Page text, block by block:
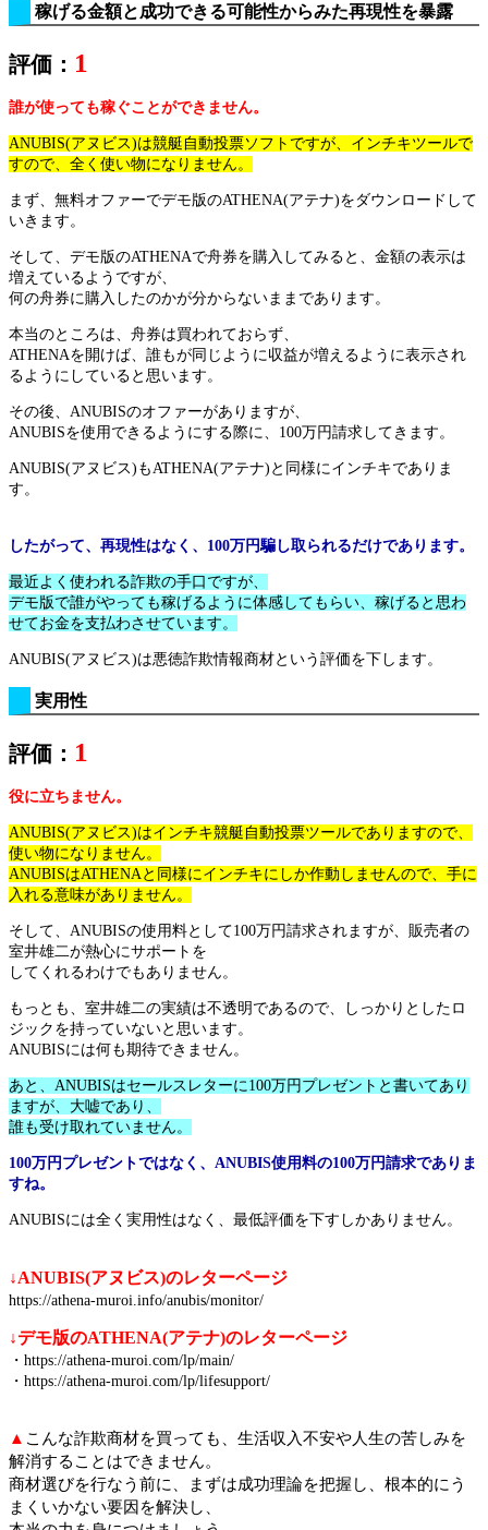
稼げる金額と成功できる可能性からみた再現性を暴露
評価： 1
誰が使っても稼ぐことができません。
ANUBIS(アヌビス)は競艇自動投票ソフトですが、インチキツールで
すので、全く使い物になりません。
まず、無料オファーでデモ版のATHENA(アテナ)をダウンロードして
いきます。
そして、デモ版のATHENAで舟券を購入してみると、金額の表示は
増えているようですが、
何の舟券に購入したのかが分からないままであります。
本当のところは、舟券は買われておらず、
ATHENAを開けば、誰もが同じように収益が増えるように表示され
るようにしていると思います。
その後、ANUBISのオファーがありますが、
ANUBISを使用できるようにする際に、100万円請求してきます。
ANUBIS(アヌビス)もATHENA(アテナ)と同様にインチキでありま
す。
したがって、再現性はなく、100万円騙し取られるだけであります。
最近よく使われる詐欺の手口ですが、
デモ版で誰がやっても稼げるように体感してもらい、稼げると思わ
せてお金を支払わさせています。
ANUBIS(アヌビス)は悪徳詐欺情報商材という評価を下します。
実用性
評価： 1
役に立ちません。
ANUBIS(アヌビス)はインチキ競艇自動投票ツールでありますので、
使い物になりません。
ANUBISはATHENAと同様にインチキにしか作動しませんので、手に
入れる意味がありません。
そして、ANUBISの使用料として100万円請求されますが、販売者の
室井雄二が熱心にサポートを
してくれるわけでもありません。
もっとも、室井雄二の実績は不透明であるので、しっかりとしたロ
ジックを持っていないと思います。
ANUBISには何も期待できません。
あと、ANUBISはセールスレターに100万円プレゼントと書いてあり
ますが、大嘘であり、
誰も受け取れていません。
100万円プレゼントではなく、ANUBIS使用料の100万円請求でありま
すね。
ANUBISには全く実用性はなく、最低評価を下すしかありません。
↓ANUBIS(アヌビス)のレターページ
https://athena-muroi.info/anubis/monitor/
↓デモ版のATHENA(アテナ)のレターページ
・https://athena-muroi.com/lp/main/
・https://athena-muroi.com/lp/lifesupport/
▲ こんな詐欺商材を買っても、生活収入不安や人生の苦しみを
解消することはできません。
商材選びを行なう前に、まずは成功理論を把握し、根本的にう
まくいかない要因を解決し、